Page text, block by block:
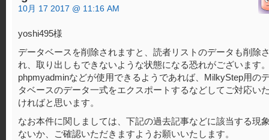
10月 17 2017 @ 11:16 AM
yoshi495様
データベースを削除されますと、読者リストのデータも削除
れ、取り出しもできないような状態になる恐れがございます
phpmyadminなどが使用できるようであれば、MilkyStep用の
タベースのデータ一式をエクスポートするなどしてご対応い
ければと思います。
なお本件に関しましては、下記の過去記事などに該当する現
ないか、ご確認いただきますようお願いいたします。